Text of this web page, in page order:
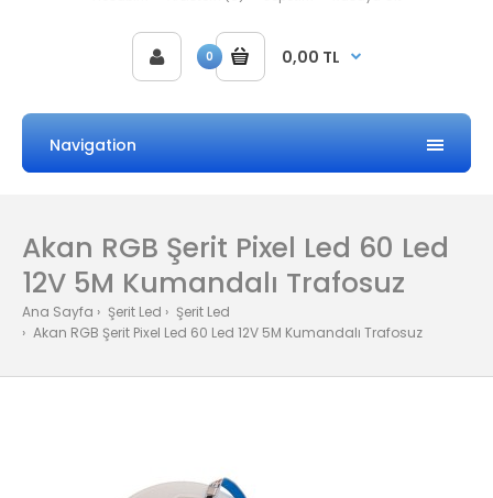
0 0,00 TL
Navigation
Akan RGB Şerit Pixel Led 60 Led
12V 5M Kumandalı Trafosuz
Ana Sayfa Şerit Led
Şerit Led
Akan RGB Şerit Pixel Led 60 Led 12V 5M Kumandalı Trafosuz